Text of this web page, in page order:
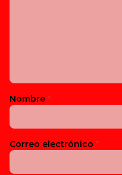
Nombre *
Correo electrónico *